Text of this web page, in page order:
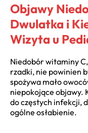
Objawy
Dwulatka i
Wizyta u
Niedobór witaminy
rzadki, nie powinien
spożywa mało
niepokojące objawy.
do częstych infekcji,
ogólne osłabienie.